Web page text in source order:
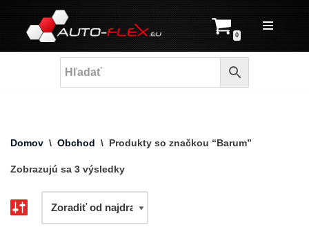
Prejsť
na
0
Domov \ Obchod \ Produkty so značkou “Barum”
Zobrazujú sa 3 výsledky